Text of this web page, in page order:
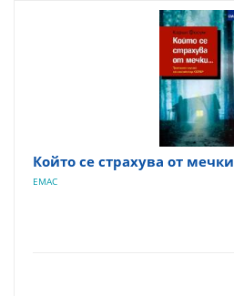
Който се страхува от мечки
ЕМАС